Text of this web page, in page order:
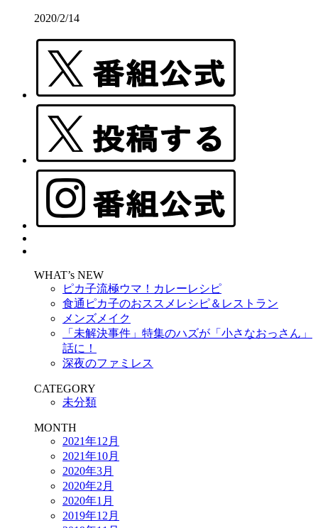
2020/2/14
WHAT’s NEW
ピカ子流極ウマ！カレーレシピ
食通ピカ子のおススメレシピ＆レストラン
メンズメイク
「未解決事件」特集のハズが「小さなおっさん」
話に！
深夜のファミレス
CATEGORY
未分類
MONTH
2021年12月
2021年10月
2020年3月
2020年2月
2020年1月
2019年12月